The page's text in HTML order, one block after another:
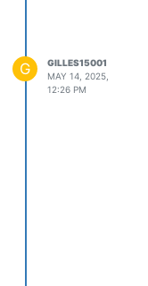
G
GILLES15001
MAY 14, 2025,
12:26 PM